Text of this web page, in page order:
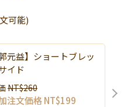
可能)
郭元益】ショートブレッ
イド
NT$260
注文価格NT$199